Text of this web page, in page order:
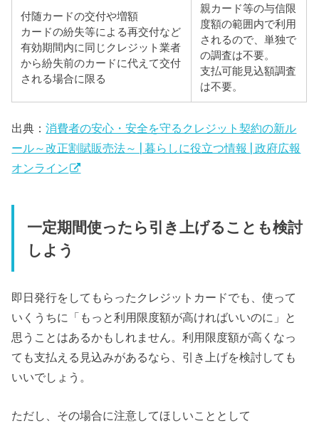
付随カードの交付や増額
カードの紛失等による再交付など
有効期間内に同じクレジット業者
から紛失前のカードに代えて交付
される場合に限る
親カード等の与信限
度額の範囲内で利用
されるので、単独で
の調査は不要。
支払可能見込額調査
は不要。
出典：消費者の安心・安全を守るクレジット契約の新ル
ール～改正割賦販売法～ | 暮らしに役立つ情報 | 政府広報
オンライン
一定期間使ったら引き上げることも検討
しよう
即日発行をしてもらったクレジットカードでも、使って
いくうちに「もっと利用限度額が高ければいいのに」と
思うことはあるかもしれません。利用限度額が高くなっ
ても支払える見込みがあるなら、引き上げを検討しても
いいでしょう。
ただし、その場合に注意してほしいこととして